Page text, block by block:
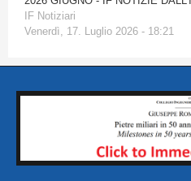
IF Notiziari
Venerdì, 17. Luglio 2026 - 18:21